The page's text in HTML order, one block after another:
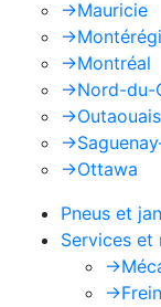
->Mauricie
->
->Montréal
->Nord-du-
->Outaouais
->
->Ottawa
Pneus et
Services et
->
->